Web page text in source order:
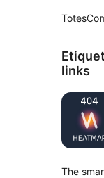
Totes
links
The